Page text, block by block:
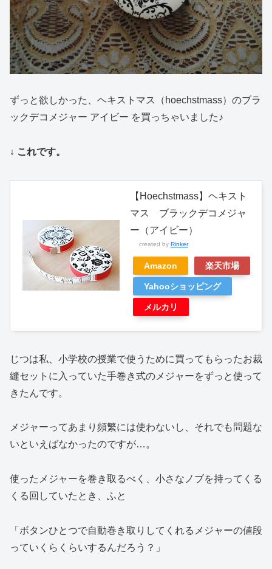
ずっと欲しかった、ヘキストマス（hoechstmass）のブラ
ックデコメジャー アイビー を買っちゃいました♪
↓ これです。
【Hoechstmass】ヘキスト
マス ブラックデコメジャ
ー（アイビー）
created by Rinker
Amazon 楽天市場
Yahooショッピング
メルカリ
じつは私、小学校の授業で使うために買ってもらったお裁
縫セットに入っていた手巻き式のメジャーをずっと使って
きたんです。
メジャーってあまり頻繁には使わないし、それでも問題な
いといえばなかったのですが…。
使ったメジャーを巻き取るべく、小さなノブを持ってくる
くる回していたとき、ふと
「ボタンひとつで自動巻き取りしてくれるメジャーの値段
っていくらくらいするんだろう？」